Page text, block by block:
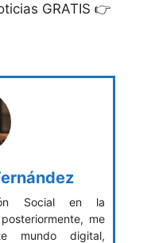
GRATIS 👉
Social en la
me
mundo digital,